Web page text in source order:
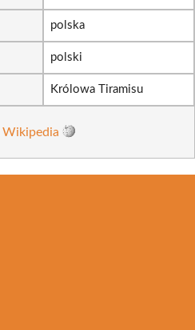
polska
polski
Królowa Tiramisu
Wikipedia